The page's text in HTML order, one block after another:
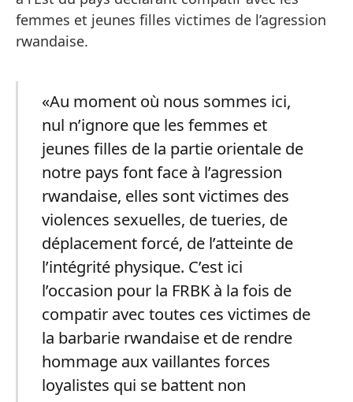
femmes et jeunes filles victimes de l’agression
rwandaise.
«Au moment où nous sommes ici,
nul n’ignore que les femmes et
jeunes filles de la partie orientale de
notre pays font face à l’agression
rwandaise, elles sont victimes des
violences sexuelles, de tueries, de
déplacement forcé, de l’atteinte de
l’intégrité physique. C’est ici
l’occasion pour la FRBK à la fois de
compatir avec toutes ces victimes de
la barbarie rwandaise et de rendre
hommage aux vaillantes forces
loyalistes qui se battent non